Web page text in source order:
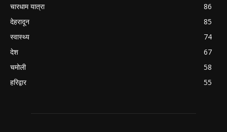
चारधाम यात्रा
86
देहरादून
85
स्वास्थ्य
74
देश
67
चमोली
58
हरिद्वार
55